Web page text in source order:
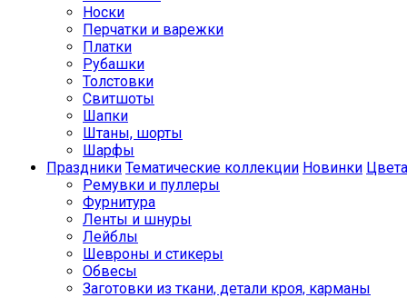
Носки
Перчатки и варежки
Платки
Рубашки
Толстовки
Свитшоты
Шапки
Штаны, шорты
Шарфы
Праздники Тематические коллекции Новинки Цвета
Ремувки и пуллеры
Фурнитура
Ленты и шнуры
Лейблы
Шевроны и стикеры
Обвесы
Заготовки из ткани, детали кроя, карманы